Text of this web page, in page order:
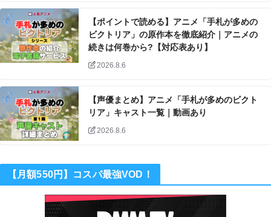
【ポイントで読める】アニメ「手札が多めの
ビクトリア」の原作本を徹底紹介｜アニメの
続きは何巻から?【対応表あり】
2026.8.6
【声優まとめ】アニメ「手札が多めのビクト
リア」キャスト一覧｜動画あり
2026.8.6
【月額550円】コスパ最強VOD！